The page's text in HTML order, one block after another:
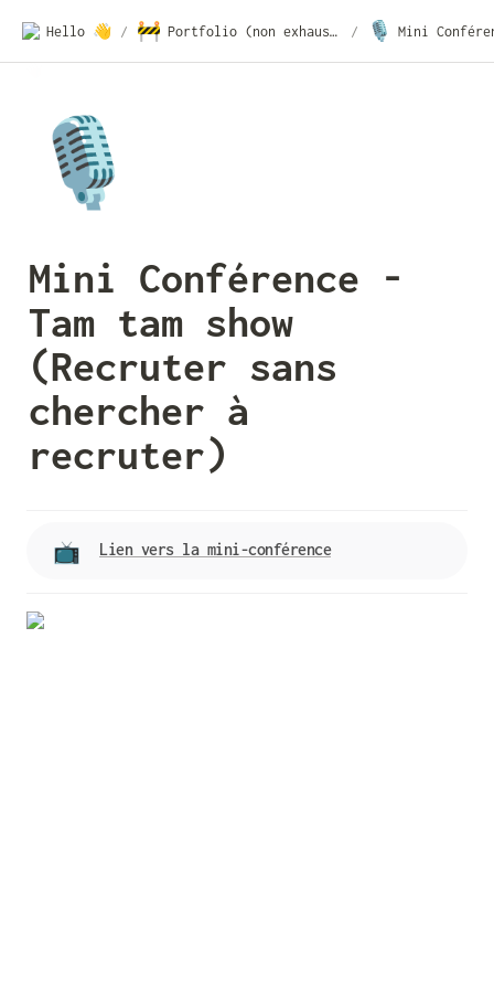
Hello 👋 / 🚧 Portfolio (non exhaustif) / 🎙️
🎙️
Mini Conférence -
Tam tam show
(Recruter sans
chercher à
recruter)
📺 Lien vers la mini-conférence